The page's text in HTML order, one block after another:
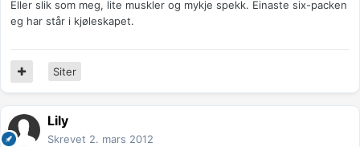
Eller slik som meg, lite muskler og mykje spekk. Einaste six-packen
eg har står i kjøleskapet.
Siter
Lily
Skrevet 2. mars 2012